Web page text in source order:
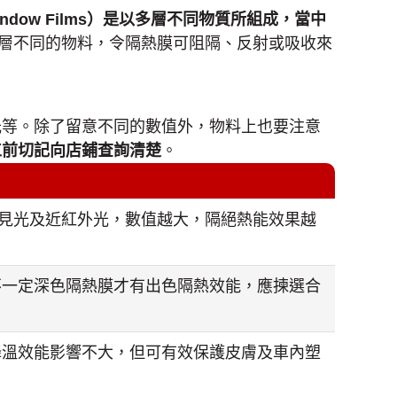
Films）是以多層不同物質所組成，當中
不同的物料，令隔熱膜可阻隔、反射或吸收來
。除了留意不同的數值外，物料上也要注意
切記向店鋪查詢清楚 。
光及近紅外光，數值越大，隔絕熱能效果越
定深色隔熱膜才有出色隔熱效能，應揀選合
效能影響不大，但可有效保護皮膚及車內塑